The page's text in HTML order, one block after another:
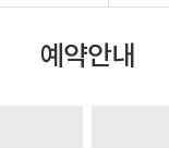
예약안내